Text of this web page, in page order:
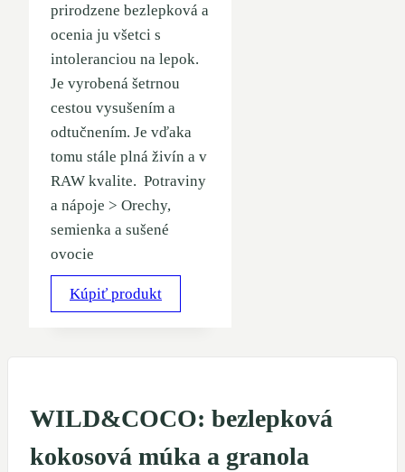
prirodzene bezlepková a
ocenia ju všetci s
intoleranciou na lepok.
Je vyrobená šetrnou
cestou vysušením a
odtučnením. Je vďaka
tomu stále plná živín a v
RAW kvalite. Potraviny
a nápoje > Orechy,
semienka a sušené
ovocie
Kúpiť produkt
WILD&COCO: bezlepková
kokosová múka a granola